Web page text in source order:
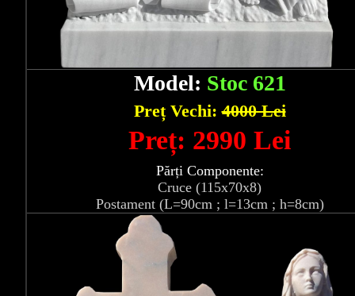
Model: Stoc 621
Preț Vechi:4000 Lei
Preț: 2990 Lei
Părți Componente:
Cruce (115x70x8)
Postament (L=90cm ; l=13cm ; h=8cm)